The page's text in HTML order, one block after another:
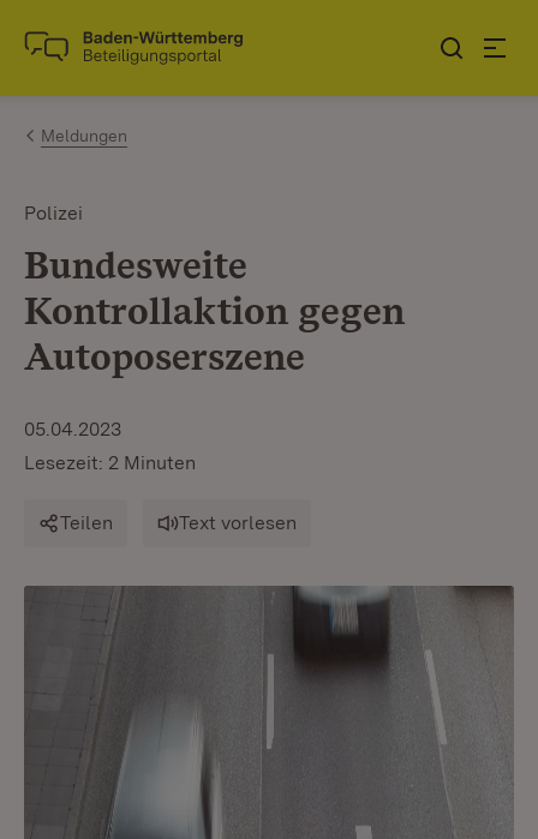
Zum Inhalt springen
Link zur Startseite
Meldungen
Polizei
Bundesweite
Kontrollaktion gegen
Autoposerszene
05.04.2023
Lesezeit: 2 Minuten
Teilen Text vorlesen